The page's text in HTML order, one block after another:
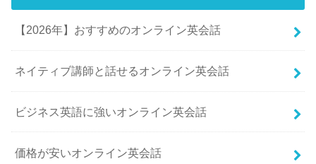
【2026年】おすすめのオンライン英会話
ネイティブ講師と話せるオンライン英会話
ビジネス英語に強いオンライン英会話
価格が安いオンライン英会話